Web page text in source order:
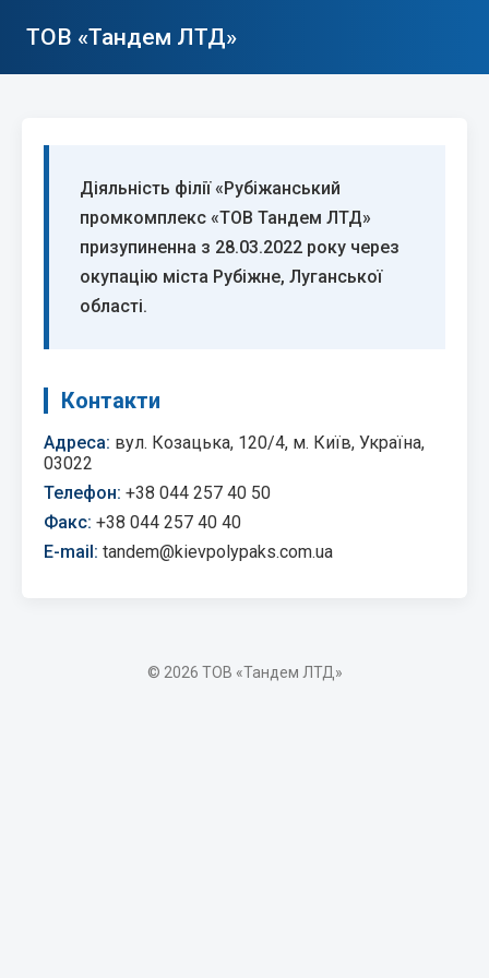
ТОВ «Тандем ЛТД»
Діяльність філії «Рубіжанський
промкомплекс «ТОВ Тандем ЛТД»
призупиненна з 28.03.2022 року через
окупацію міста Рубіжне, Луганської
області.
Контакти
Адреса: вул. Козацька, 120/4, м. Київ, Україна,
03022
Телефон: +38 044 257 40 50
Факс: +38 044 257 40 40
E-mail: tandem@kievpolypaks.com.ua
© 2026 ТОВ «Тандем ЛТД»